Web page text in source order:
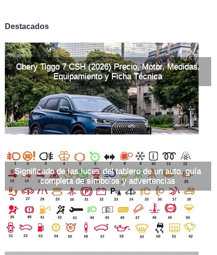
Destacados
Chery Tiggo 7 CSH (2026) Precio, Motor, Medidas,
Equipamiento y Ficha Técnica
Significado de las luces del tablero de un auto, guía
completa de símbolos y advertencias